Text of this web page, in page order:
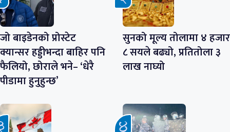
जो बाइडेनको प्रोस्टेट
क्यान्सर हड्डीभन्दा बाहिर पनि
फैलियो, छोराले भने– ‘धेरै
पीडामा हुनुहुन्छ’
सुनको मूल्य तोलामा ४ हजार
८ सयले बढ्यो, प्रतितोला ३
लाख नाघ्यो